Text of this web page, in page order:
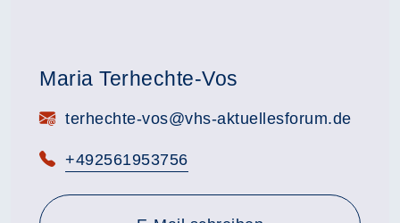
Maria Terhechte-Vos
E-Mail:terhechte-vos@vhs-aktuellesforum.de
Telefon:
+492561953756